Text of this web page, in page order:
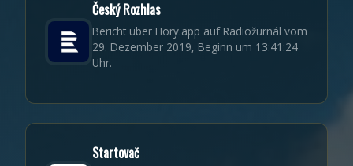
Český Rozhlas
Bericht über Hory.app auf Radiožurnál vom
29. Dezember 2019, Beginn um 13:41:24
Uhr.
Startovač